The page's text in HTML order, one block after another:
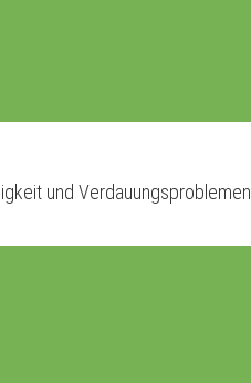
und Verdauungsproblemen.